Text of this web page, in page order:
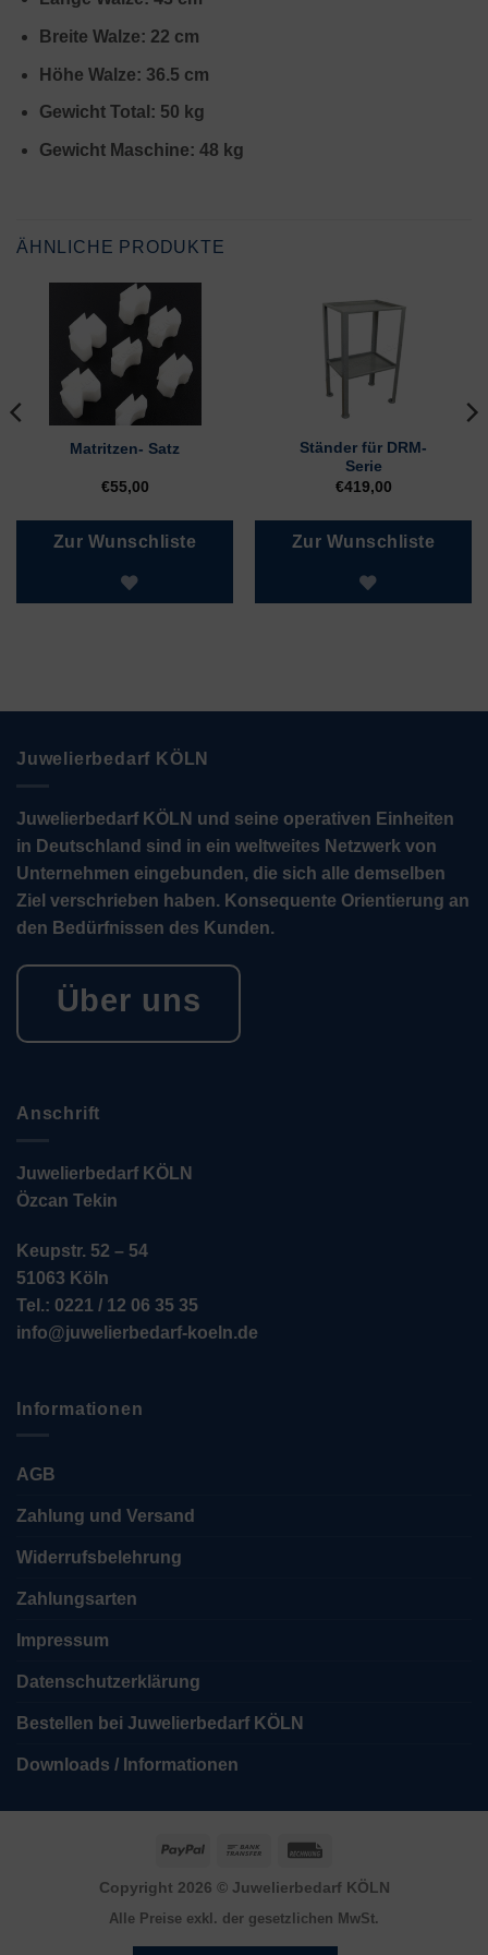
Breite Walze: 22 cm
Höhe Walze: 36.5 cm
Gewicht Total: 50 kg
Gewicht Maschine: 48 kg
ÄHNLICHE PRODUKTE
Matritzen- Satz
€55,00
Zur Wunschliste
Ständer für DRM-
Serie
€419,00
Zur Wunschliste
Juwelierbedarf KÖLN
Juwelierbedarf KÖLN und seine operativen Einheiten
in Deutschland sind in ein weltweites Netzwerk von
Unternehmen eingebunden, die sich alle demselben
Ziel verschrieben haben. Konsequente Orientierung an
den Bedürfnissen des Kunden.
Über uns
Anschrift
Juwelierbedarf KÖLN
Özcan Tekin
Keupstr. 52 – 54
51063 Köln
Tel.: 0221 / 12 06 35 35
info@juwelierbedarf-koeln.de
Informationen
AGB
Zahlung und Versand
Widerrufsbelehrung
Zahlungsarten
Impressum
Datenschutzerklärung
Bestellen bei Juwelierbedarf KÖLN
Downloads / Informationen
PayPal
Bank
Copyright 2026 © Juwelierbedarf KÖLN
Alle Preise exkl. der gesetzlichen MwSt.